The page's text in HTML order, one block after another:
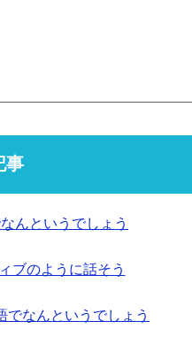
事
んというでしょう
ブのように話そう
でなんというでしょう